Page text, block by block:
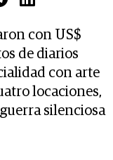
con US$
de diarios
con arte
locaciones,
silenciosa